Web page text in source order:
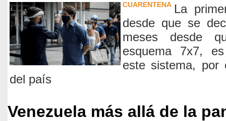
CUARENTENA La
desde que se
meses desde
esquema 7x7,
este sistema, por
del país
Venezuela más allá de la